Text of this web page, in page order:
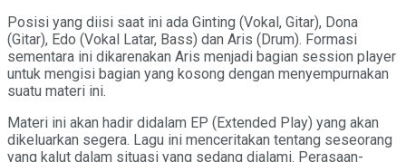
Posisi yang diisi saat ini ada Ginting (Vokal, Gitar), Dona
(Gitar), Edo (Vokal Latar, Bass) dan Aris (Drum). Formasi
sementara ini dikarenakan Aris menjadi bagian session player
untuk mengisi bagian yang kosong dengan menyempurnakan
suatu materi ini.
Materi ini akan hadir didalam EP (Extended Play) yang akan
dikeluarkan segera. Lagu ini menceritakan tentang seseorang
yang kalut dalam situasi yang sedang dialami. Perasaan-